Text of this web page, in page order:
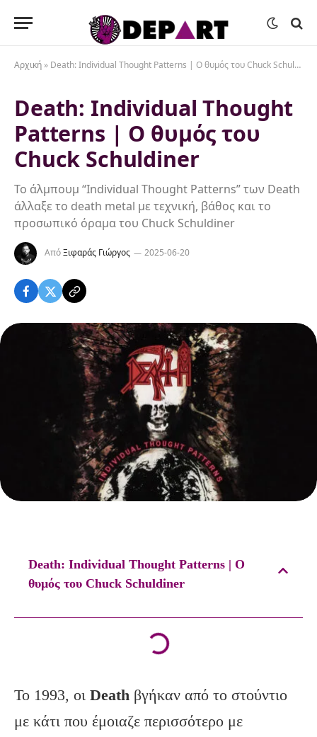
Αρχική » Death: Individual Thought Patterns | Ο θυμός του Chuck Schuldiner
Death: Individual Thought
Patterns | Ο θυμός του
Chuck Schuldiner
Το άλμπουμ “Individual Thought Patterns” των Death
άλλαξε το death metal με τεχνική, βάθος και το
προσωπικό όραμα του Chuck Schuldiner
ΑπόΞιφαράς Γιώργος 2025-06-20
Death: Individual Thought Patterns | Ο
θυμός του Chuck Schuldiner
Το 1993, οι Death βγήκαν από το στούντιο
με κάτι που έμοιαζε περισσότερο με